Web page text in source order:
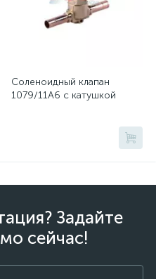
30
Соленоидный клапан
1079/11A6 с катушкой
Задайте
сейчас!